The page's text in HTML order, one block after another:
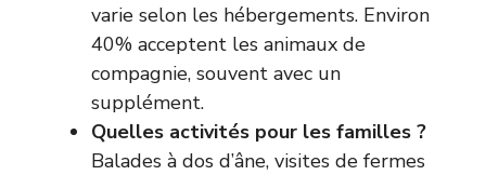
varie selon les hébergements. Environ
40% acceptent les animaux de
compagnie, souvent avec un
supplément.
Quelles activités pour les familles ?
Balades à dos d’âne, visites de fermes